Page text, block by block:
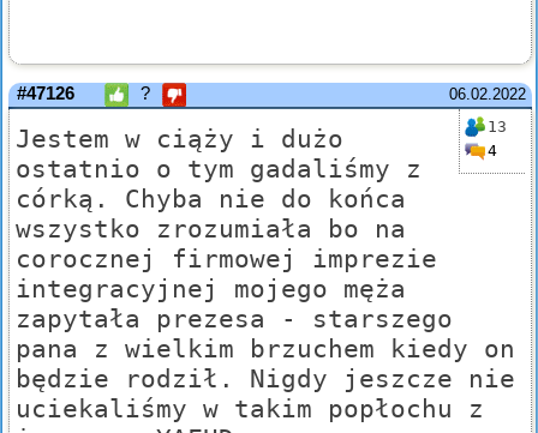
06.02.2022
#47126 ?
13
4
Jestem w ciąży i dużo
ostatnio o tym gadaliśmy z
córką. Chyba nie do końca
wszystko zrozumiała bo na
corocznej firmowej imprezie
integracyjnej mojego męża
zapytała prezesa - starszego
pana z wielkim brzuchem kiedy on
będzie rodził. Nigdy jeszcze nie
uciekaliśmy w takim popłochu z